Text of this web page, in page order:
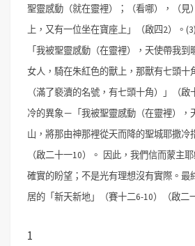
聖靈感動（就在靈裡）；（看哪），（見
上，又有一位坐在寶座上」（啟四2）。
「我被聖靈感動（在靈裡），天使帶我
女人，騎在朱紅色的獸上，那獸有七頭十
（滿了褻瀆的名號，有七頭十角）」（啟
冷的異象－「我被聖靈感動（在靈裡），
山，將那由神那裡從天而降的聖城耶撒冷
（啟二十一10）。 因此，我們信而蒙主
確實的盼望；不是光有理想沒有實際。最
居的「新天新地」（賽十二6-10）（啟二
1